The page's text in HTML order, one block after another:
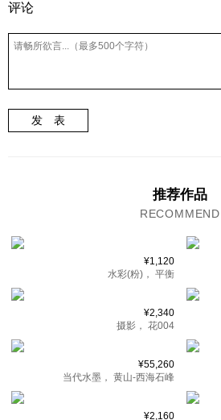
评论
发 表
推荐作品
RECOMMEND
¥1,120
水彩(粉)， 平衡
¥2,340
摄影， 花004
¥55,260
当代水墨， 黄山-西海石峰
¥2,160